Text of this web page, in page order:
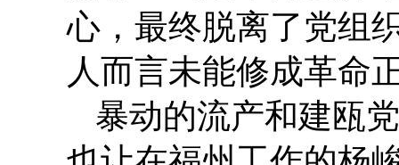
心，最终脱离了党组
人而言未能修成革命
暴动的流产和建瓯